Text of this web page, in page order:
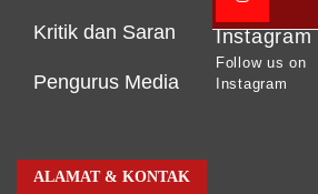
Kritik dan Saran
Pengurus Media
Instagram
Follow us on
Instagram
ALAMAT & KONTAK